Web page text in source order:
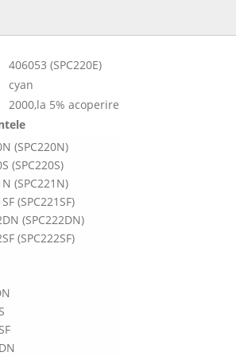
406053 (SPC220E)
cyan
2000,la 5% acoperire
(SPC220N)
(SPC220S)
(SPC221N)
(SPC221SF)
(SPC222DN)
(SPC222SF)